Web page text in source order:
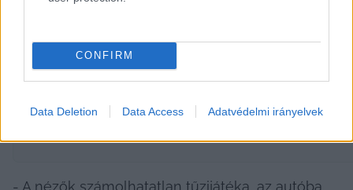
CONFIRM
Data Deletion Data Access Adatvédelmi irányelvek
- A nézők számolhatatlan tűzijátéka, az autóba